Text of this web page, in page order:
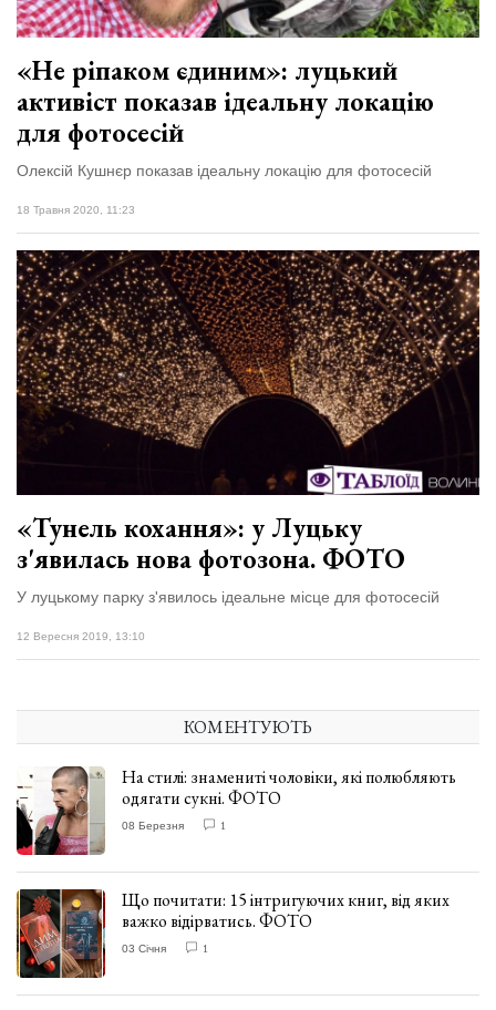
«Не ріпаком єдиним»: луцький
активіст показав ідеальну локацію
для фотосесій
Олексій Кушнєр показав ідеальну локацію для фотосесій
18 Травня 2020, 11:23
«Тунель кохання»: у Луцьку
з'явилась нова фотозона. ФОТО
У луцькому парку з'явилось ідеальне місце для фотосесій
12 Вересня 2019, 13:10
КОМЕНТУЮТЬ
На стилі: знамениті чоловіки, які полюбляють
одягати сукні. ФОТО
08 Березня 1
Що почитати: 15 інтригуючих книг, від яких
важко відірватись. ФОТО
03 Січня 1